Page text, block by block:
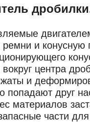
ремни и
центра
и
друг
части для